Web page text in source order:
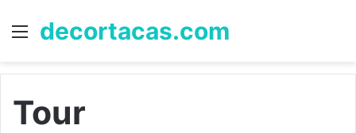
Menu
decortacas.com
Tour